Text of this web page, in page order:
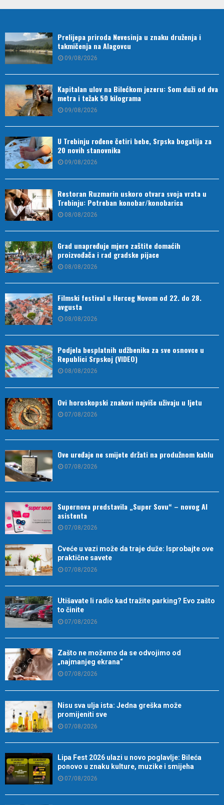
Prelijepa priroda Nevesinja u znaku druženja i
takmičenja na Alagovcu
09/08/2026
Kapitalan ulov na Bilećkom jezeru: Som duži od dva
metra i težak 50 kilograma
09/08/2026
U Trebinju rođene četiri bebe, Srpska bogatija za
20 novih stanovnika
09/08/2026
Restoran Ruzmarin uskoro otvara svoja vrata u
Trebinju: Potreban konobar/konobarica
08/08/2026
Grad unapređuje mjere zaštite domaćih
proizvođača i rad gradske pijace
08/08/2026
Filmski festival u Herceg Novom od 22. do 28.
avgusta
08/08/2026
Podjela besplatnih udžbenika za sve osnovce u
Republici Srpskoj (VIDEO)
08/08/2026
Ovi horoskopski znakovi najviše uživaju u ljetu
07/08/2026
Ove uređaje ne smijete držati na produžnom kablu
07/08/2026
Supernova predstavila „Super Sovu“ – novog AI
asistenta
07/08/2026
Cveće u vazi može da traje duže: Isprobajte ove
praktične savete
07/08/2026
Utišavate li radio kad tražite parking? Evo zašto
to činite
07/08/2026
Zašto ne možemo da se odvojimo od
„najmanjeg ekrana“
07/08/2026
Nisu sva ulja ista: Jedna greška može
promijeniti sve
07/08/2026
Lipa Fest 2026 ulazi u novo poglavlje: Bileća
ponovo u znaku kulture, muzike i smijeha
07/08/2026